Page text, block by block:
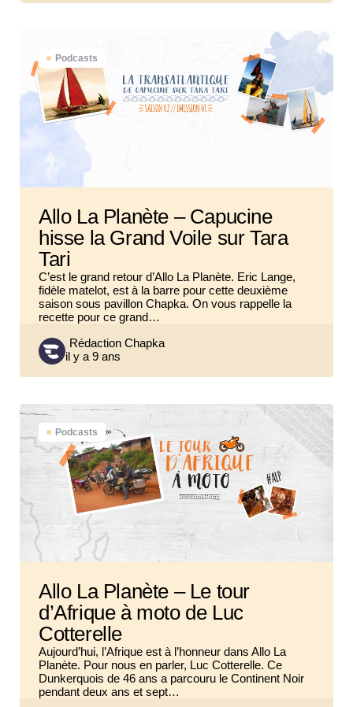
Podcasts
Allo La Planète – Capucine
hisse la Grand Voile sur Tara
Tari
C’est le grand retour d’Allo La Planète. Eric Lange,
fidèle matelot, est à la barre pour cette deuxième
saison sous pavillon Chapka. On vous rappelle la
recette pour ce grand…
Posted
by
Rédaction Chapka
il y a 9 ans
Podcasts
Allo La Planète – Le tour
d’Afrique à moto de Luc
Cotterelle
Aujourd’hui, l’Afrique est à l’honneur dans Allo La
Planète. Pour nous en parler, Luc Cotterelle. Ce
Dunkerquois de 46 ans a parcouru le Continent Noir
pendant deux ans et sept…